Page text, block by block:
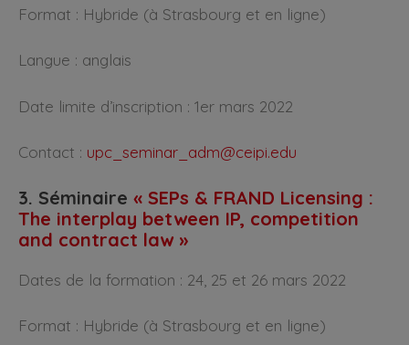
Format : Hybride (à Strasbourg et en ligne)
Langue : anglais
Date limite d’inscription : 1er mars 2022
Contact : upc_seminar_adm@ceipi.edu
3. Séminaire « SEPs & FRAND Licensing :
The interplay between IP, competition
and contract law »
Dates de la formation : 24, 25 et 26 mars 2022
Format : Hybride (à Strasbourg et en ligne)